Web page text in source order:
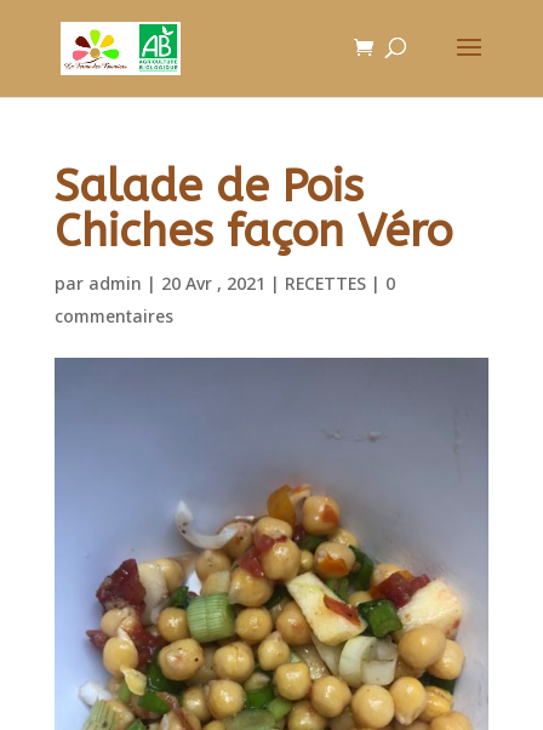
Salade de Pois
Chiches façon Véro
par admin | 20 Avr , 2021 | RECETTES| 0
commentaires